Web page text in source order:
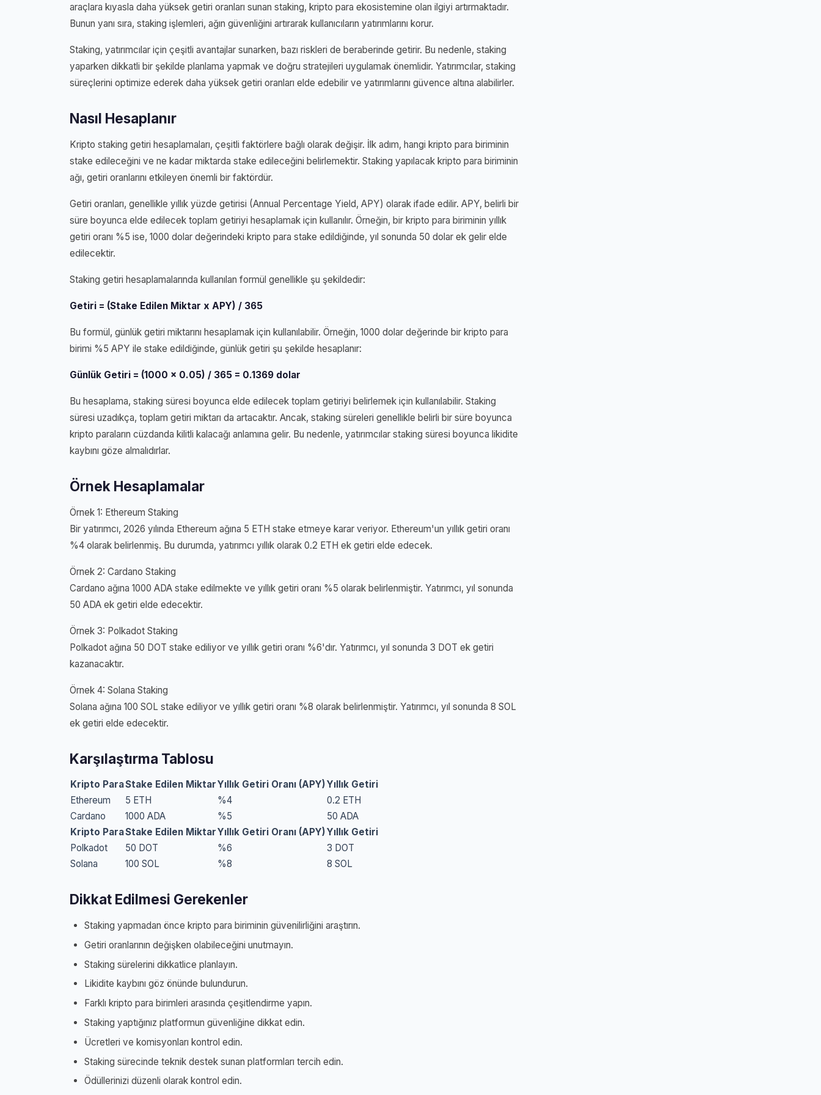
araçlara kıyasla daha yüksek getiri oranları sunan staking, kripto para ekosistemine olan ilgiyi artırmaktadır.
Bunun yanı sıra, staking işlemleri, ağın güvenliğini artırarak kullanıcıların yatırımlarını korur.
Staking, yatırımcılar için çeşitli avantajlar sunarken, bazı riskleri de beraberinde getirir. Bu nedenle, staking
yaparken dikkatli bir şekilde planlama yapmak ve doğru stratejileri uygulamak önemlidir. Yatırımcılar, staking
süreçlerini optimize ederek daha yüksek getiri oranları elde edebilir ve yatırımlarını güvence altına alabilirler.
Nasıl Hesaplanır
Kripto staking getiri hesaplamaları, çeşitli faktörlere bağlı olarak değişir. İlk adım, hangi kripto para biriminin
stake edileceğini ve ne kadar miktarda stake edileceğini belirlemektir. Staking yapılacak kripto para biriminin
ağı, getiri oranlarını etkileyen önemli bir faktördür.
Getiri oranları, genellikle yıllık yüzde getirisi (Annual Percentage Yield, APY) olarak ifade edilir. APY, belirli bir
süre boyunca elde edilecek toplam getiriyi hesaplamak için kullanılır. Örneğin, bir kripto para biriminin yıllık
getiri oranı %5 ise, 1000 dolar değerindeki kripto para stake edildiğinde, yıl sonunda 50 dolar ek gelir elde
edilecektir.
Staking getiri hesaplamalarında kullanılan formül genellikle şu şekildedir:
Getiri = (Stake Edilen Miktar x APY) / 365
Bu formül, günlük getiri miktarını hesaplamak için kullanılabilir. Örneğin, 1000 dolar değerinde bir kripto para
birimi %5 APY ile stake edildiğinde, günlük getiri şu şekilde hesaplanır:
Günlük Getiri = (1000 x 0.05) / 365 = 0.1369 dolar
Bu hesaplama, staking süresi boyunca elde edilecek toplam getiriyi belirlemek için kullanılabilir. Staking
süresi uzadıkça, toplam getiri miktarı da artacaktır. Ancak, staking süreleri genellikle belirli bir süre boyunca
kripto paraların cüzdanda kilitli kalacağı anlamına gelir. Bu nedenle, yatırımcılar staking süresi boyunca likidite
kaybını göze almalıdırlar.
Örnek Hesaplamalar
Örnek 1: Ethereum Staking
Bir yatırımcı, 2026 yılında Ethereum ağına 5 ETH stake etmeye karar veriyor. Ethereum'un yıllık getiri oranı
%4 olarak belirlenmiş. Bu durumda, yatırımcı yıllık olarak 0.2 ETH ek getiri elde edecek.
Örnek 2: Cardano Staking
Cardano ağına 1000 ADA stake edilmekte ve yıllık getiri oranı %5 olarak belirlenmiştir. Yatırımcı, yıl sonunda
50 ADA ek getiri elde edecektir.
Örnek 3: Polkadot Staking
Polkadot ağına 50 DOT stake ediliyor ve yıllık getiri oranı %6'dır. Yatırımcı, yıl sonunda 3 DOT ek getiri
kazanacaktır.
Örnek 4: Solana Staking
Solana ağına 100 SOL stake ediliyor ve yıllık getiri oranı %8 olarak belirlenmiştir. Yatırımcı, yıl sonunda 8 SOL
ek getiri elde edecektir.
Karşılaştırma Tablosu
Kripto ParaStake Edilen MiktarYıllık Getiri Oranı (APY)Yıllık Getiri
Ethereum
5 ETH %4
0.2 ETH
Cardano
1000 ADA %5
50 ADA
Kripto ParaStake Edilen MiktarYıllık Getiri Oranı (APY)Yıllık Getiri
Polkadot
50 DOT %6
3 DOT
Solana
100 SOL %8 8 SOL
Dikkat Edilmesi Gerekenler
Staking yapmadan önce kripto para biriminin güvenilirliğini araştırın.
Getiri oranlarının değişken olabileceğini unutmayın.
Staking sürelerini dikkatlice planlayın.
Likidite kaybını göz önünde bulundurun.
Farklı kripto para birimleri arasında çeşitlendirme yapın.
Staking yaptığınız platformun güvenliğine dikkat edin.
Ücretleri ve komisyonları kontrol edin.
Staking sürecinde teknik destek sunan platformları tercih edin.
Ödüllerinizi düzenli olarak kontrol edin.